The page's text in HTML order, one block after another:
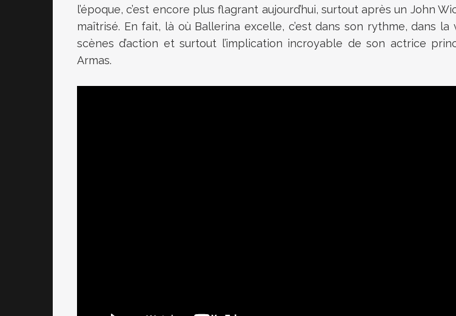
l’époque, c’est encore plus flagrant aujourd’hui, surtout après un John
maîtrisé. En fait, là où Ballerina excelle, c’est dans son rythme, dans la
scènes d’action et surtout l’implication incroyable de son actrice
Armas.